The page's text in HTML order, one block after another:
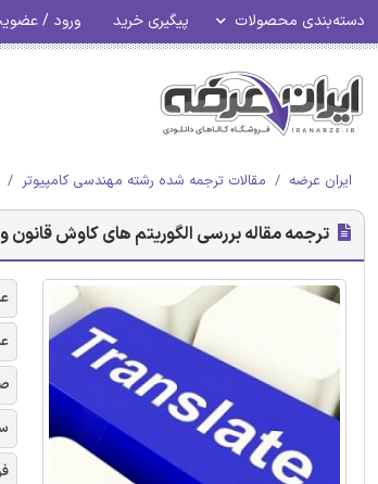
دسته‌بندی محصولات پیگیری خرید ورود /
ایران عرضه مقالات ترجمه شده رشته مهندسی کامپیوتر
ترجمه مقاله بررسی الگوریتم های کاوش قانون